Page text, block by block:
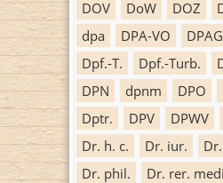
DOV
DoW DOZ
dpa
DPA-VO DPAG
Dpf.-T.
Dpf.-Turb.
DPN
dpnm DPO
Dptr.
DPV DPWV
Dr. h. c.
Dr. iur.
Dr. phil.
Dr. rer.